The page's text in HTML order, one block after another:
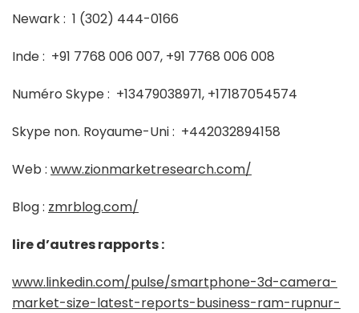
Newark : 1 (302) 444-0166
Inde : +91 7768 006 007, +91 7768 006 008
Numéro Skype : +13479038971, +17187054574
Skype non. Royaume-Uni : +442032894158
Web : www.zionmarketresearch.com/
Blog : zmrblog.com/
lire d’autres rapports :
www.linkedin.com/pulse/smartphone-3d-camera-
market-size-latest-reports-business-ram-rupnur-